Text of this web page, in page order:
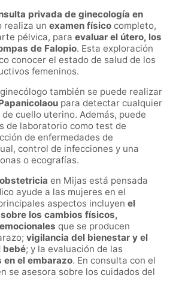
privada de ginecología en
realiza un examen físico completo,
pélvica, para evaluar el útero, los
de Falopio. Esta exploración
conocer el estado de salud de los
femeninos.
también se puede realizar
para detectar cualquier
cuello uterino. Además, puede
de laboratorio como test de
de enfermedades de
control de infecciones y una
o ecografías.
en Mijas está pensada
ayude a las mujeres en el
aspectos incluyen el
los cambios físicos,
que se producen
vigilancia del bienestar y el
bebé; y la evaluación de las
el embarazo. En consulta con el
se asesora sobre los cuidados del